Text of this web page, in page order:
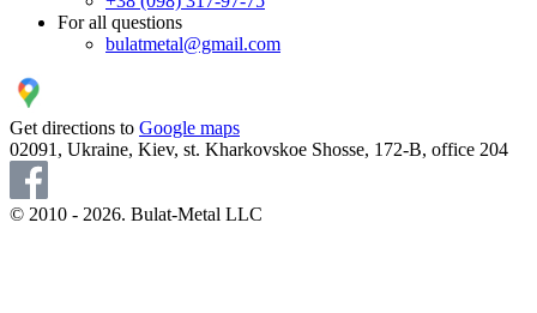
For all questions
bulatmetal@gmail.com
Get directions to Google maps
02091, Ukraine, Kiev, st. Kharkovskoe Shosse, 172-B, office 204
© 2010 - 2026. Bulat-Metal LLC